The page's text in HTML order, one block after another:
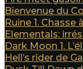
Bienvenue du
Ruine 1. Chasse
Elementals:
Dark Moon 1.
Hell’s rider de